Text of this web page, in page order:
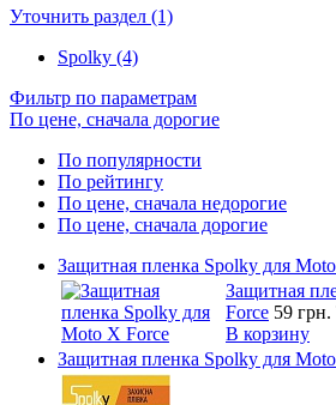
Уточнить раздел (1)
Spolky (4)
Фильтр по параметрам
По цене, сначала дорогие
По популярности
По рейтингу
По цене, сначала недорогие
По цене, сначала дорогие
Защитная пленка Spolky для
Защитная
Force 59 грн.
В корзину
Защитная пленка Spolky для